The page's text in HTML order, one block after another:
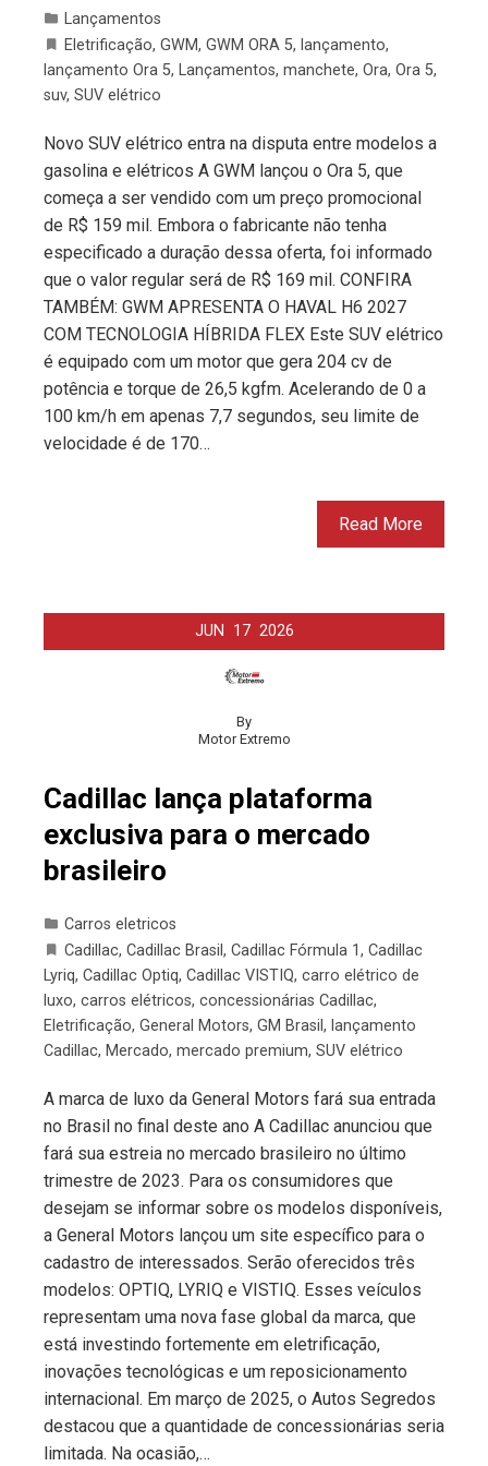
Lançamentos
Eletrificação, GWM, GWM ORA 5, lançamento,
lançamento Ora 5, Lançamentos, manchete, Ora, Ora 5,
suv, SUV elétrico
Novo SUV elétrico entra na disputa entre modelos a
gasolina e elétricos A GWM lançou o Ora 5, que
começa a ser vendido com um preço promocional
de R$ 159 mil. Embora o fabricante não tenha
especificado a duração dessa oferta, foi informado
que o valor regular será de R$ 169 mil. CONFIRA
TAMBÉM: GWM APRESENTA O HAVAL H6 2027
COM TECNOLOGIA HÍBRIDA FLEX Este SUV elétrico
é equipado com um motor que gera 204 cv de
potência e torque de 26,5 kgfm. Acelerando de 0 a
100 km/h em apenas 7,7 segundos, seu limite de
velocidade é de 170…
Read More
JUN 17 2026
By
Motor Extremo
Cadillac lança plataforma
exclusiva para o mercado
brasileiro
Carros eletricos
Cadillac, Cadillac Brasil , Cadillac Fórmula 1, Cadillac
Lyriq, Cadillac Optiq, Cadillac VISTIQ, carro elétrico de
luxo, carros elétricos, concessionárias Cadillac,
Eletrificação, General Motors, GM Brasil , lançamento
Cadillac, Mercado, mercado premium, SUV elétrico
A marca de luxo da General Motors fará sua entrada
no Brasil no final deste ano A Cadillac anunciou que
fará sua estreia no mercado brasileiro no último
trimestre de 2023. Para os consumidores que
desejam se informar sobre os modelos disponíveis,
a General Motors lançou um site específico para o
cadastro de interessados. Serão oferecidos três
modelos: OPTIQ, LYRIQ e VISTIQ. Esses veículos
representam uma nova fase global da marca, que
está investindo fortemente em eletrificação,
inovações tecnológicas e um reposicionamento
internacional. Em março de 2025, o Autos Segredos
destacou que a quantidade de concessionárias seria
limitada. Na ocasião,…